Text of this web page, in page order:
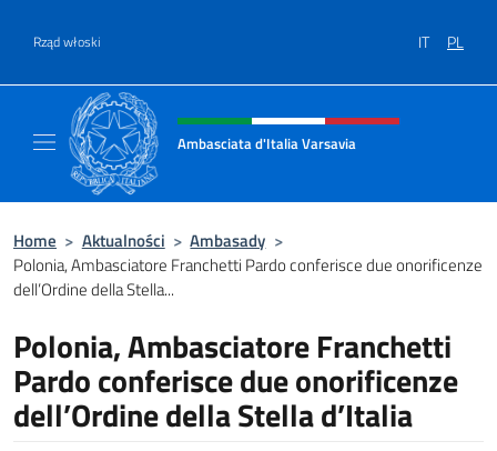
Rząd włoski IT PL
Header, social and menu of site
Ambasciata d'Italia Varsavia
Home > Aktualności > Ambasady >
Polonia, Ambasciatore Franchetti Pardo conferisce due onorificenze
dell’Ordine della Stella...
Polonia, Ambasciatore Franchetti
Pardo conferisce due onorificenze
dell’Ordine della Stella d’Italia